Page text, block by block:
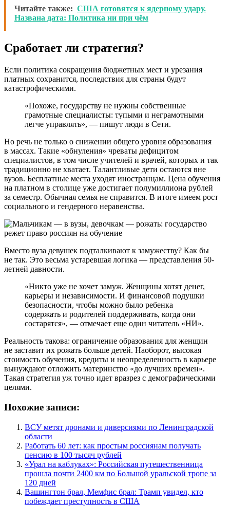
Читайте также: США готовятся к ядерному удару.
Названа дата: Политика ни при чём
Сработает ли стратегия?
Если политика сокращения бюджетных мест и урезания
платных сохранится, последствия для страны будут
катастрофическими.
«Похоже, государству не нужны собственные
грамотные специалисты: тупыми и неграмотными
легче управлять», — пишут люди в Сети.
Но речь не только о снижении общего уровня образования
в массах. Такие «обнуления» чреваты дефицитом
специалистов, в том числе учителей и врачей, которых и так
традиционно не хватает. Талантливые дети остаются вне
вузов. Бесплатные места уходят иностранцам. Цена обучения
на платном в столице уже достигает полумиллиона рублей
за семестр. Обычная семья не справится. В итоге имеем рост
социального и гендерного неравенства.
Вместо вуза девушек подталкивают к замужеству? Как бы
не так. Это весьма устаревшая логика — представления 50-
летней давности.
«Никто уже не хочет замуж. Женщины хотят денег,
карьеры и независимости. И финансовой подушки
безопасности, чтобы можно было ребенка
содержать и родителей поддерживать, когда они
состарятся», — отмечает еще один читатель «НИ».
Реальность такова: ограничение образования для женщин
не заставит их рожать больше детей. Наоборот, высокая
стоимость обучения, кредиты и неопределенность в карьере
вынуждают отложить материнство «до лучших времен».
Такая стратегия уж точно идет вразрез с демографическими
целями.
Похожие записи:
ВСУ метят дронами и диверсиями по Ленинградской
области
Работать 60 лет: как простым россиянам получать
пенсию в 100 тысяч рублей
«Урал на каблуках»: Российская путешественница
прошла почти 2400 км по Большой уральской тропе за
120 дней
Вашингтон брал, Мемфис брал: Трамп увидел, кто
побеждает преступность в США